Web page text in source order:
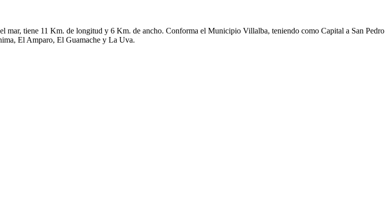
mar, tiene 11 Km. de longitud y 6 Km. de ancho. Conforma el Municipio Villalba, teniendo como Capital a San Pedro
El Amparo, El Guamache y La Uva.